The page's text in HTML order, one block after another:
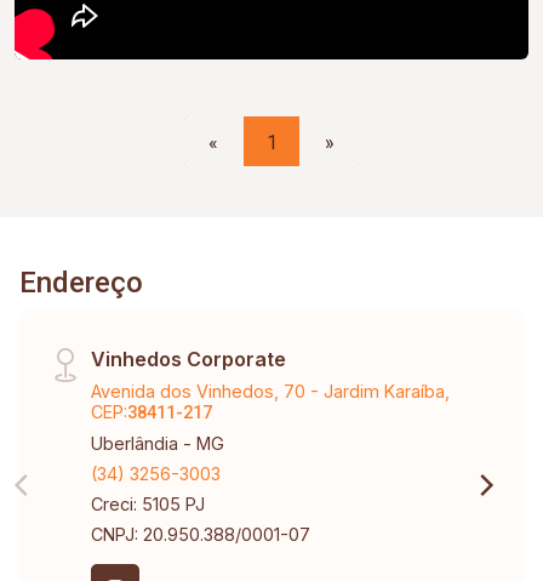
« 1 »
Endereço
Vinhedos Corporate
Avenida dos Vinhedos, 70 - Jardim Karaíba,
CEP:38411-217
Uberlândia - MG
(34) 3256-3003
Creci: 5105 PJ
CNPJ: 20.950.388/0001-07